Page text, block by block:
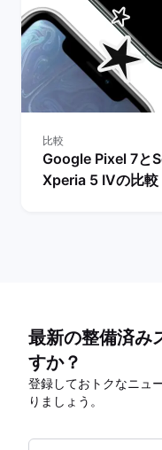
比較
Google Pixel 7と
Xperia 5 IVの比較
最新の整備済み
すか？
登録しておトクなニュ
りましょう。